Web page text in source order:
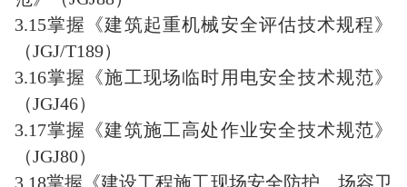
3.15掌握《建筑起重机械安全评估技术规程》
（JGJ/T189）
3.16掌握《施工现场临时用电安全技术规范》
（JGJ46）
3.17掌握《建筑施工高处作业安全技术规范》
（JGJ80）
3.18掌握《建设工程施工现场安全防护、场容卫